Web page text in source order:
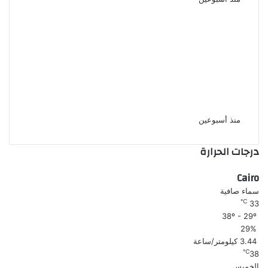
منذ أسبوعين
درجات الحرارة
Cairo
سماء صافية
33
℃
29%
3.44 كيلومتر/ساعة
38
℃